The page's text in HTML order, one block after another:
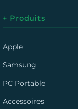
+ Produits
Apple
Samsung
PC Portable
Accessoires